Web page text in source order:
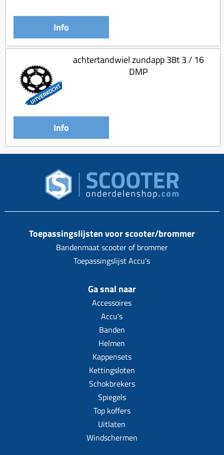
Info
achtertandwiel zundapp 38t 3 / 16
DMP
Info
Toepassingslijsten voor scooter/brommer
Bandenmaat scooter of brommer
Toepassingslijst Accu's
Ga snal naar
Accessoires
Accu's
Banden
Helmen
Kappensets
Kettingsloten
Schokbrekers
Spiegels
Top koffers
Uitlaten
Windschermen